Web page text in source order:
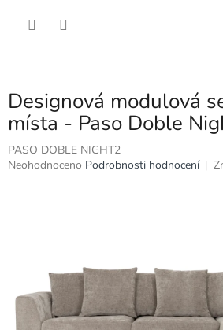
Designová modulová
místa - Paso Doble
PASO DOBLE NIGHT2
Průměrné
hvězdiček.
Neohodnoceno Podrobnosti hodnocení